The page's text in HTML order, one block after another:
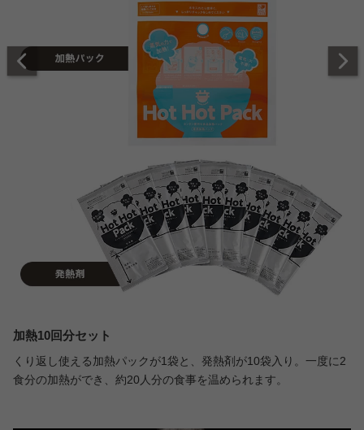
加熱10回分セット
くり返し使える加熱パックが1袋と、発熱剤が10袋入り。一度に2
食分の加熱ができ、約20人分の食事を温められます。